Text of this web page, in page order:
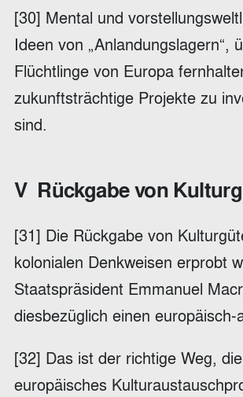
[30] Mental und
Ideen von
Flüchtlinge von Europa
zukunftsträchtige Projekte zu
sind.
V Rückgabe von
[31] Die Rückgabe von
kolonialen Denkweisen erprobt
Staatspräsident Emmanuel
diesbezüglich einen
[32] Das ist der richtige Weg,
europäisches